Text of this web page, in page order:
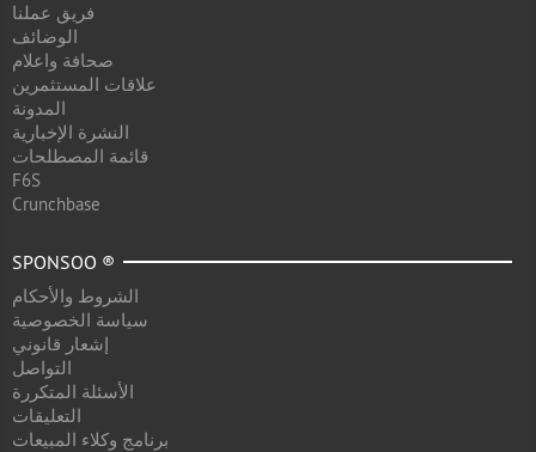
فريق عملنا
الوضائف
صحافة واعلام
علاقات المستثمرين
المدونة
النشرة الإخبارية
قائمة المصطلحات
F6S
Crunchbase
SPONSOO ®
الشروط والأحكام
سياسة الخصوصية
إشعار قانوني
التواصل
الأسئلة المتكررة
التعليقات
برنامج وكلاء المبيعات